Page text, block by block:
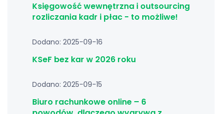
Księgowość wewnętrzna i outsourcing
rozliczania kadr i płac - to możliwe!
Dodano: 2025-09-16
KSeF bez kar w 2026 roku
Dodano: 2025-09-15
Biuro rachunkowe online – 6